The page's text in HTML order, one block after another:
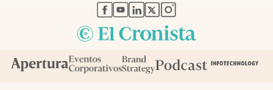
abre en nueva pestaña
abre en nueva pestaña
abre en nueva pestaña
abre en nueva pestaña
abre en nueva pestaña